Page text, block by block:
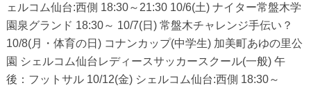
ェルコム仙台:西側 18:30～21:30 10/6(土) ナイター常盤木学
園泉グランド 18:30～ 10/7(日) 常盤木チャレンジ手伝い？
10/8(月・体育の日) コナンカップ(中学生) 加美町あゆの里公
園 シェルコム仙台レディースサッカースクール(一般) 午
後：フットサル 10/12(金) シェルコム仙台:西側 18:30～